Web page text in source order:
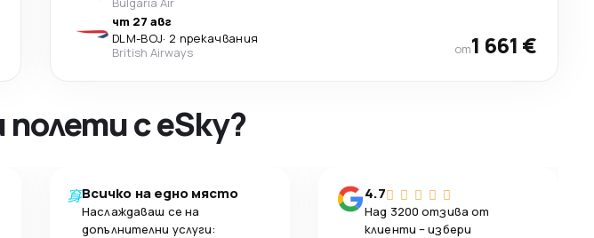
чт 27 авг
DLM-BOJ· 2 прекачвания
British Airways
от1 661 €
с eSky?
Всичко на едно място
Наслаждаваш се на
допълнителни услуги:
4.7
Над 3200 отзива от
клиенти – избери